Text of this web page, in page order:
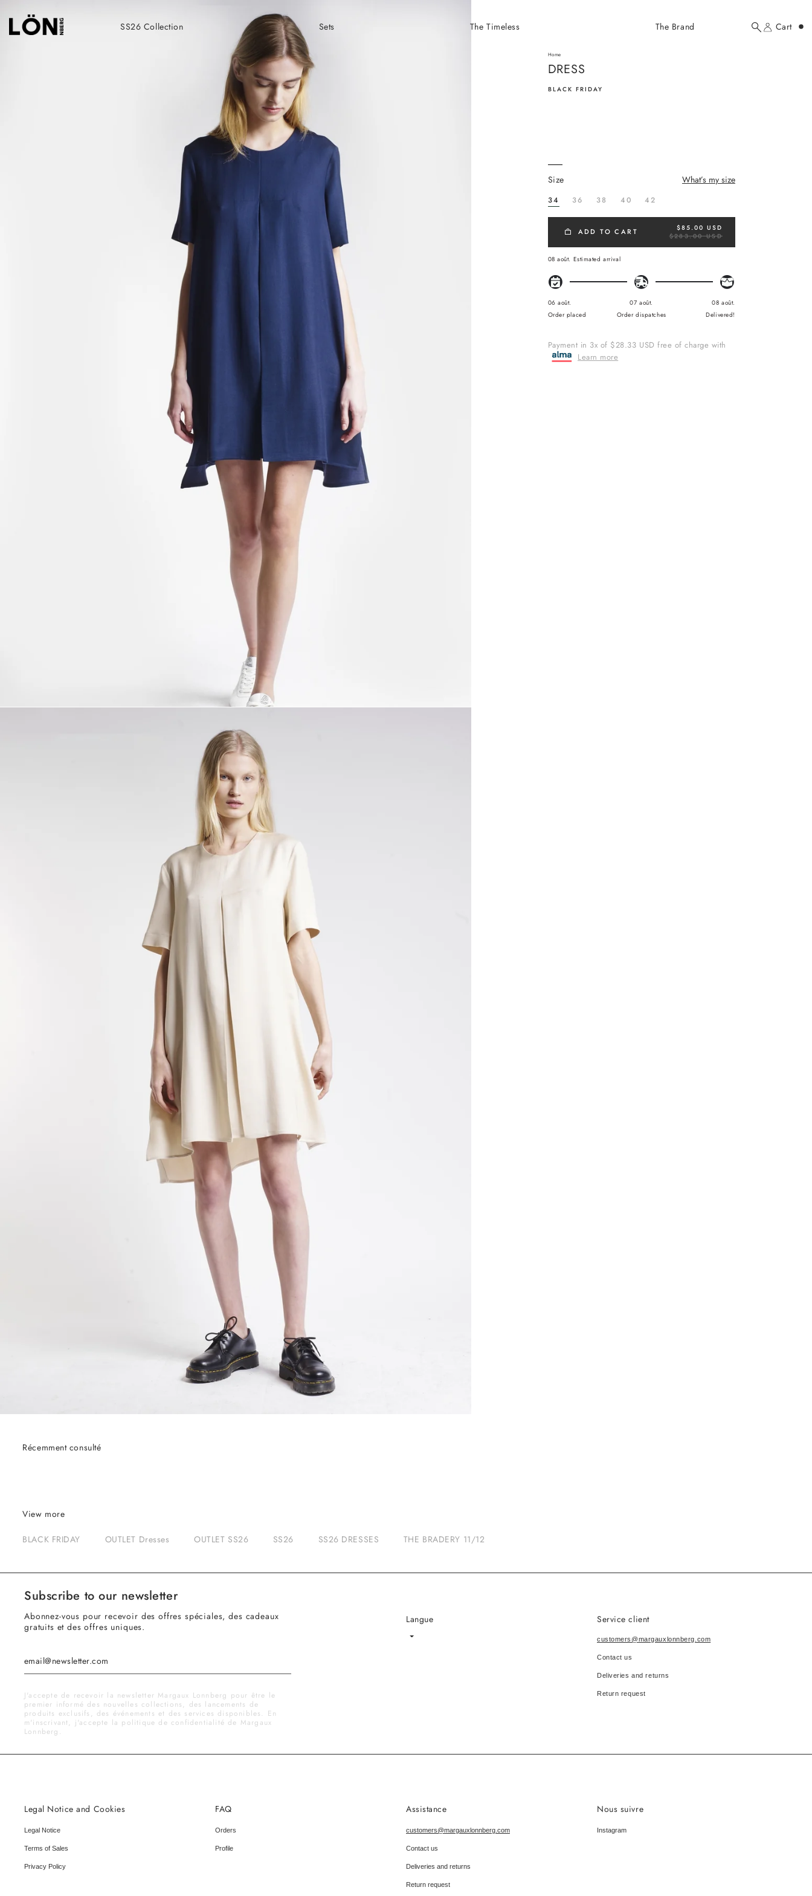
content
SS26 Collection Sets The Timeless The Brand
Search
Account
Cart
Home
DRESS
BLACK FRIDAY
size What’s my size
34 36 38 40 42
ADD TO CART $85.00 USDRE
G
L
A
R
P
R
I
C
$283.00 USD
08 août. Estimated arrival
06 août.
Order placed
07 août.
Order dispatches
08 août.
Delivered!
Payment in 3x of $28.33 USD free of charge with
Learn more
Récemment consulté
View more
BLACK FRIDAY OUTLET Dresses OUTLET SS26 SS26 SS26 DRESSES THE BRADERY 11/12
Subscribe to our newsletter
Abonnez-vous pour recevoir des offres spéciales, des cadeaux
gratuits et des offres uniques.
J'accepte de recevoir la newsletter Margaux Lonnberg pour être le
premier informé des nouvelles collections, des lancements de
produits exclusifs, des événements et des services disponibles. En
m'inscrivant, j'accepte la politique de confidentialité de Margaux
Lonnberg.
Langue
Language
Service client
customers@margauxlonnberg.com
Contact us
Deliveries and returns
Return request
Legal Notice and Cookies
Legal Notice
Terms of Sales
Privacy Policy
FAQ
Orders
Profile
Assistance
customers@margauxlonnberg.com
Contact us
Deliveries and returns
Return request
Nous suivre
Instagram
YOUR CART